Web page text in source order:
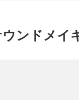
ンドメイ